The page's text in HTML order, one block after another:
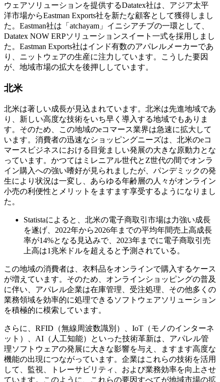
ウェアソリューションを提供するDatatex社は、アジア太平
洋市場からEastman Exports社を新たな顧客として獲得しまし
た。Eastman社は「atchayam」イニシアチブの一環として、
Datatex NOW ERPソリューションスイート一式を採用しまし
た。Eastman Exports社はインド有数のアパレルメーカーであ
り、ニットウェアの生産に注力しています。こうした要因
が、地域市場の拡大を後押ししています。
北米
北米は著しい成長が見込まれています。北米は先進地域であ
り、新しい高度な技術をいち早く導入する地域でもありま
す。そのため、この地域のeコマース業界は急速に拡大して
います。消費者の迅速なショッピングニーズは、北米のeコ
マースビジネスにおける目覚ましい発展の大きな原動力とな
っています。かつてはミレニアル世代とZ世代の間でオンラ
イン購入への強い嗜好が見られましたが、パンデミックの発
生により状況は一変し、あらゆる年齢層の人々がオンライン
小売の利便性とメリットをますます享受するようになりまし
た。
Statistaによると、北米の電子商取引市場は力強い成長
を遂げ、2022年から2026年までの平均年間売上高成長
率が14%となる見込みで、2023年までに電子商取引売
上高は1兆米ドルを超えると予測されている。
この地域の消費者は、衣料品をオンラインで購入するケース
が増えています。そのため、オンラインショッピングの普及
に伴い、アパレル企業は在庫管理、受注処理、その他多くの
業務領域を効率的に処理できるソフトウェアソリューション
を積極的に模索しています。
さらに、RFID（無線周波数識別）、IoT（モノのインターネ
ット）、AI（人工知能）といった技術革新は、アパレル管
理ソフトウェアの発展に大きな影響を与え、ますます高度な
機能の出現につながっています。企業はこれらの技術を活用
して、監視、トレーサビリティ、および業務効率を向上させ
ています。このように、これらの要因すべてが地域市場の拡